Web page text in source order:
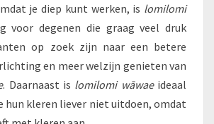
je diep kunt werken, is lomilomi
voor degenen die graag veel druk
op zoek zijn naar een betere
en meer welzijn genieten van
. Daarnaast is lomilomi wāwaeideaal
hun kleren liever niet uitdoen, omdat